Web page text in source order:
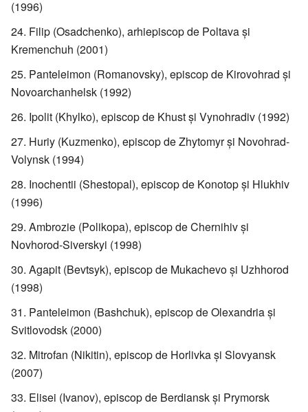
(1996)
Filip (Osadchenko), arhiepiscop de Poltava şi
Kremenchuh (2001)
Panteleimon (Romanovsky), episcop de Kirovohrad şi
Novoarchanhelsk (1992)
Ipolit (Khylko), episcop de Khust şi Vynohradiv (1992)
Huriy (Kuzmenko), episcop de Zhytomyr şi Novohrad-
Volynsk (1994)
Inochentii (Shestopal), episcop de Konotop şi Hlukhiv
(1996)
Ambrozie (Polikopa), episcop de Chernihiv şi
Novhorod-Siverskyi (1998)
Agapit (Bevtsyk), episcop de Mukachevo şi Uzhhorod
(1998)
Panteleimon (Bashchuk), episcop de Olexandria şi
Svitlovodsk (2000)
Mitrofan (Nikitin), episcop de Horlivka şi Slovyansk
(2007)
Elisei (Ivanov), episcop de Berdiansk şi Prymorsk